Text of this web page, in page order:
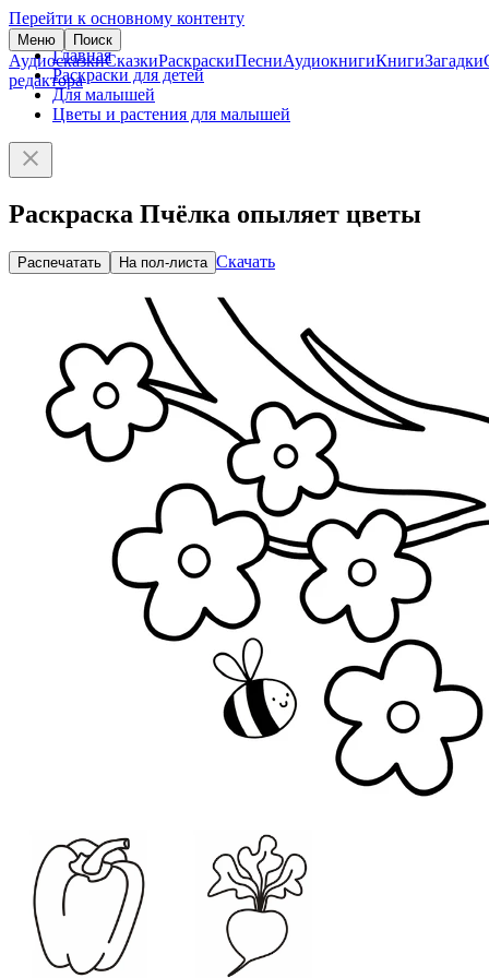
Перейти к основному контенту
Меню Поиск
АудиосказкиСказкиРаскраскиПесниАудиокнигиКнигиЗагадки
редактора
Главная
Раскраски для детей
Для малышей
Цветы и растения для малышей
Раскраска Пчёлка опыляет цветы
Распечатать На пол-листа Скачать